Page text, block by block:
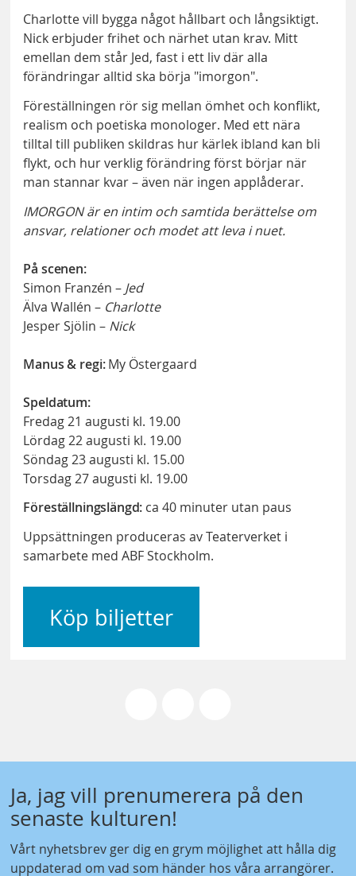
Charlotte vill bygga något hållbart och långsiktigt.
Nick erbjuder frihet och närhet utan krav. Mitt
emellan dem står Jed, fast i ett liv där alla
förändringar alltid ska börja "imorgon".
Föreställningen rör sig mellan ömhet och konflikt,
realism och poetiska monologer. Med ett nära
tilltal till publiken skildras hur kärlek ibland kan bli
flykt, och hur verklig förändring först börjar när
man stannar kvar – även när ingen applåderar.
IMORGON är en intim och samtida berättelse om
ansvar, relationer och modet att leva i nuet.
På scenen:
Simon Franzén – Jed
Älva Wallén – Charlotte
Jesper Sjölin – Nick
Manus & regi:My Östergaard
Speldatum:
Fredag 21 augusti kl. 19.00
Lördag 22 augusti kl. 19.00
Söndag 23 augusti kl. 15.00
Torsdag 27 augusti kl. 19.00
Föreställningslängd: ca 40 minuter utan paus
Uppsättningen produceras av Teaterverket i
samarbete med ABF Stockholm.
Köp biljetter
Ja, jag vill prenumerera på den
senaste kulturen!
Vårt nyhetsbrev ger dig en grym möjlighet att hålla dig
uppdaterad om vad som händer hos våra arrangörer.